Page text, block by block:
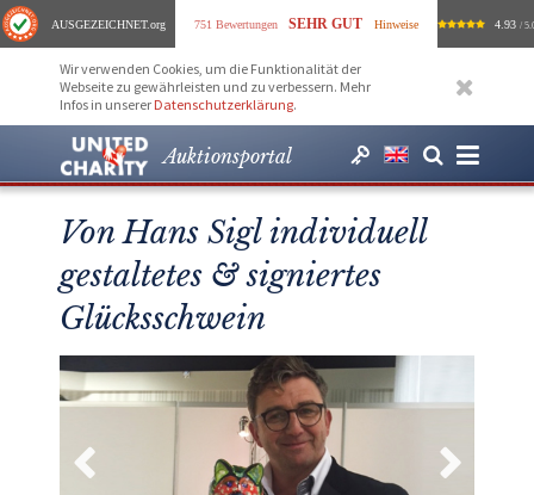
AUSGEZEICHNET.org 751 Bewertungen SEHR GUT Hinweise 4.93 /
Wir verwenden Cookies, um die Funktionalität der
Webseite zu gewährleisten und zu verbessern. Mehr
Infos in unserer Datenschutzerklärung.
Auktionsportal
Von Hans Sigl individuell
gestaltetes & signiertes
Glücksschwein